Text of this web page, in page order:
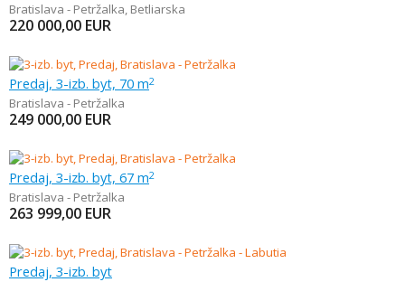
Bratislava - Petržalka, Betliarska
220 000,00 EUR
Predaj, 3-izb. byt, 70 m2
Bratislava - Petržalka
249 000,00 EUR
Predaj, 3-izb. byt, 67 m2
Bratislava - Petržalka
263 999,00 EUR
Predaj, 3-izb. byt